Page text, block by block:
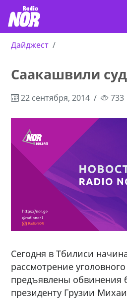
Дайджест
Саакашвили
22 сентября, 2014 733
Сегодня в Тбилиси
рассмотрение
предъявлены обвинения
президенту Грузии